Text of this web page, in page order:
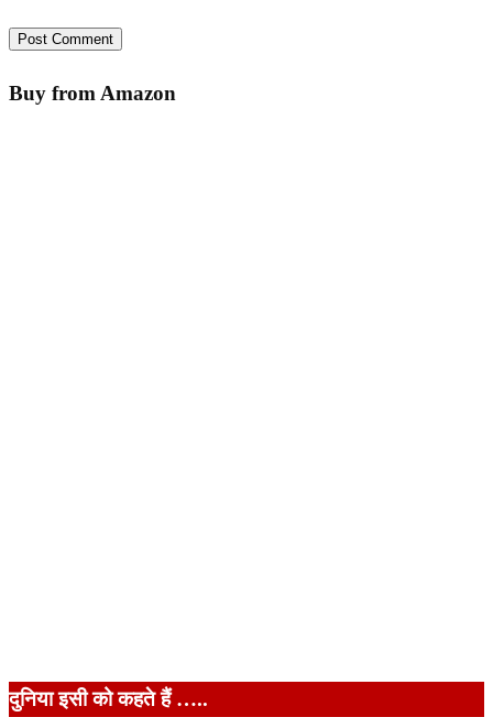
Buy from Amazon
दुनिया इसी को कहते हैं …..